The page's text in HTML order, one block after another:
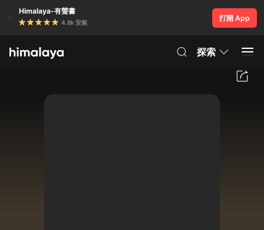
Himalaya-有聲書
4.8k 安裝
打開 App
探索